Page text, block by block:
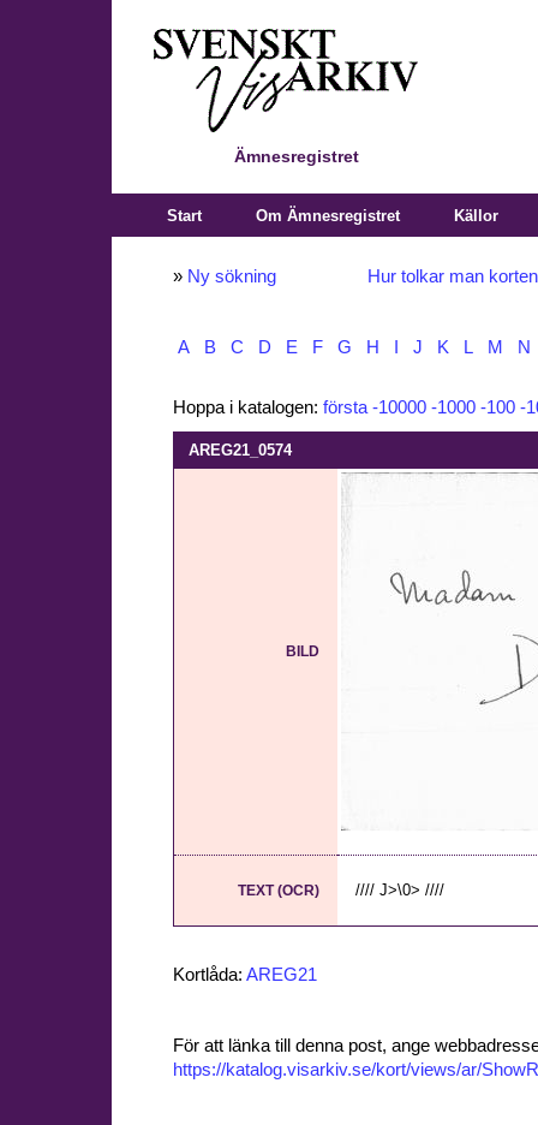
Ämnesregistret
Start Om Ämnesregistret Källor
» Ny sökning Hur tolkar man
A B C D E F G H J K L M N
Hoppa i katalogen: första -10000 -1000 -100 -
AREG21_0574
BILD
TEXT (OCR) //// J>\0> ////
Kortlåda: AREG21
För att länka till denna post, ange
https://katalog.visarkiv.se/kort/views/ar/